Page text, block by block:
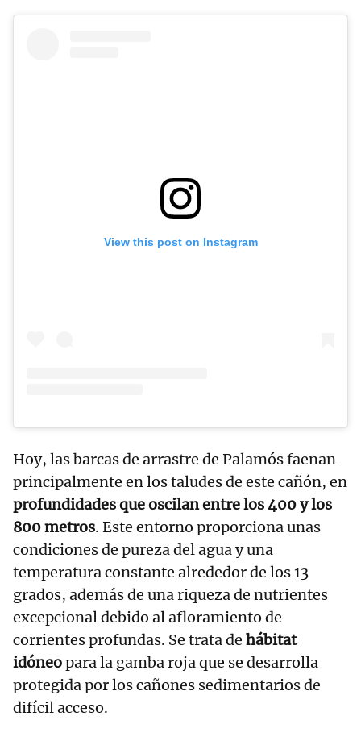
View this post on Instagram
Hoy, las barcas de arrastre de Palamós faenan
principalmente en los taludes de este cañón, en
profundidades que oscilan entre los 400 y los
800 metros. Este entorno proporciona unas
condiciones de pureza del agua y una
temperatura constante alrededor de los 13
grados, además de una riqueza de nutrientes
excepcional debido al afloramiento de
corrientes profundas. Se trata de hábitat
idóneopara la gamba roja que se desarrolla
protegida por los cañones sedimentarios de
difícil acceso.